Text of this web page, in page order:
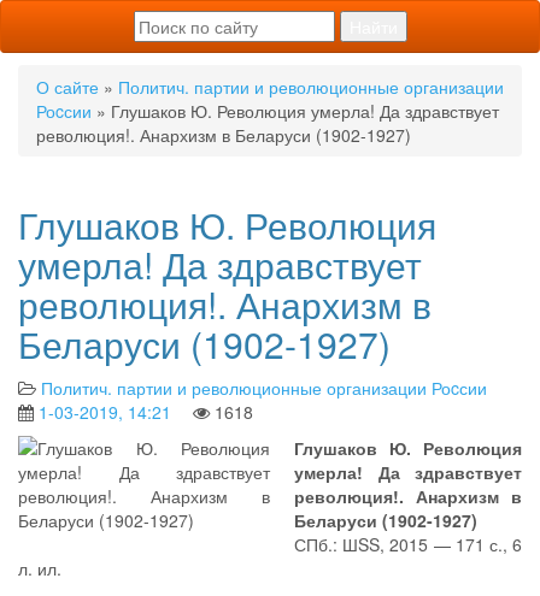
О сайте » Политич. партии и революционные организации
Роcсии » Глушаков Ю. Революция умерла! Да здравствует
революция!. Анархизм в Беларуси (1902-1927)
Глушаков Ю. Революция
умерла! Да здравствует
революция!. Анархизм в
Беларуси (1902-1927)
Политич. партии и революционные организации Роcсии
1-03-2019, 14:21
1618
Глушаков Ю. Революция
умерла! Да здравствует
революция!. Анархизм в
Беларуси (1902-1927)
СПб.: ШSS, 2015 — 171 с., 6
л. ил.